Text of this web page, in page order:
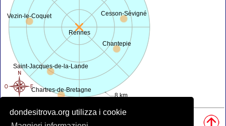
dondesitrova.org utilizza i cookie
Rennes
8 km
Cesson-Sévigné
Saint-Jacques-de-la-Lande
Chantepie
Chartres-de-Bretagne
Vezin-le-Coquet